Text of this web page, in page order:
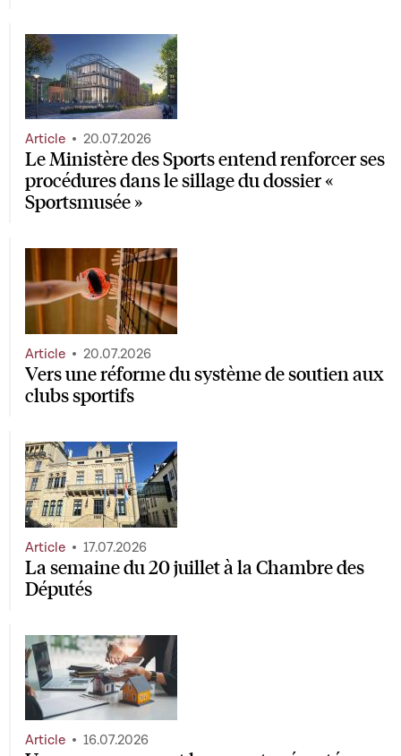
Le Ministère des Sports entend renforcer ses
procédures dans le sillage du dossier «
Sportsmusée »
Article 20.07.2026
Vers une réforme du système de soutien aux
clubs sportifs
Article 20.07.2026
La semaine du 20 juillet à la Chambre des
Députés
Article 17.07.2026
Article 16.07.2026